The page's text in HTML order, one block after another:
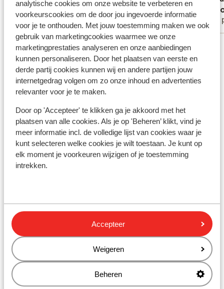
analytische cookies om onze website te verbeteren en
voorkeurscookies om de door jou ingevoerde informatie
voor je te onthouden. Met jouw toestemming maken we ook
gebruik van marketingcookies waarmee we onze
marketingprestaties analyseren en onze aanbiedingen
kunnen personaliseren. Door het plaatsen van eerste en
derde partij cookies kunnen wij en andere partijen jouw
internetgedrag volgen om zo onze inhoud en advertenties
relevanter voor je te maken.
Door op 'Accepteer' te klikken ga je akkoord met het
plaatsen van alle cookies. Als je op 'Beheren’ klikt, vind je
meer informatie incl. de volledige lijst van cookies waar je
kunt selecteren welke cookies je wilt toestaan. Je kunt op
elk moment je voorkeuren wijzigen of je toestemming
intrekken.
Accepteer
Weigeren
Beheren
Victor vlijter
Met partner
vafler
man
havde
noget
ugen.
B.
Bekijk alle 9 ervaringen
Ligging
Bekijk op kaart
parasol (gratis) )
Centrum Didim center: 2 km
Winkels: 1 km